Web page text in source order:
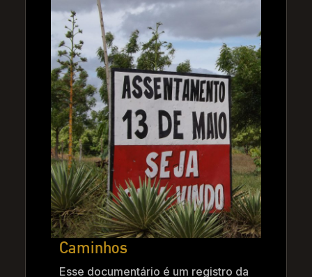
Caminhos
Esse documentário é um registro da